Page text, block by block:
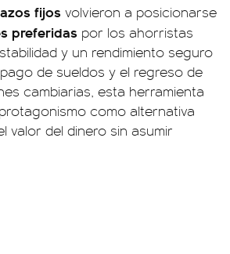
fijos volvieron a posicionarse
preferidas por los ahorristas
y un rendimiento seguro
de sueldos y el regreso de
cambiarias, esta herramienta
como alternativa
valor del dinero sin asumir